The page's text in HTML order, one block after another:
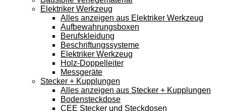
Elektriker Werkzeug
Alles anzeigen aus Elektriker Werkzeug
Aufbewahrungsboxen
Berufskleidung
Beschriftungssysteme
Elektriker Werkzeug
Holz-Doppelleiter
Messgeräte
Stecker + Kupplungen
Alles anzeigen aus Stecker + Kupplungen
Bodensteckdose
CEE Stecker und Steckdosen